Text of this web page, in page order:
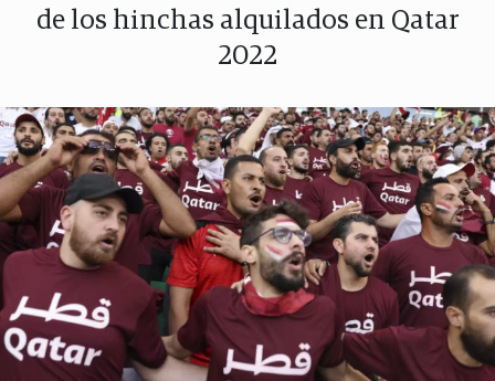
de los hinchas alquilados en Qatar
2022